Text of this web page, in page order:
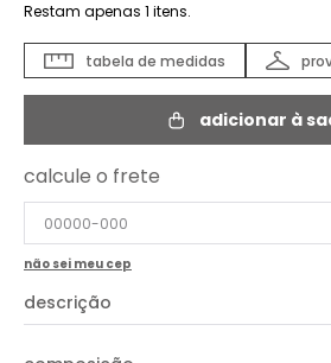
Restam apenas 1 itens.
tabela de medidas
adicionar à
calcule o frete
não sei meu cep
descrição